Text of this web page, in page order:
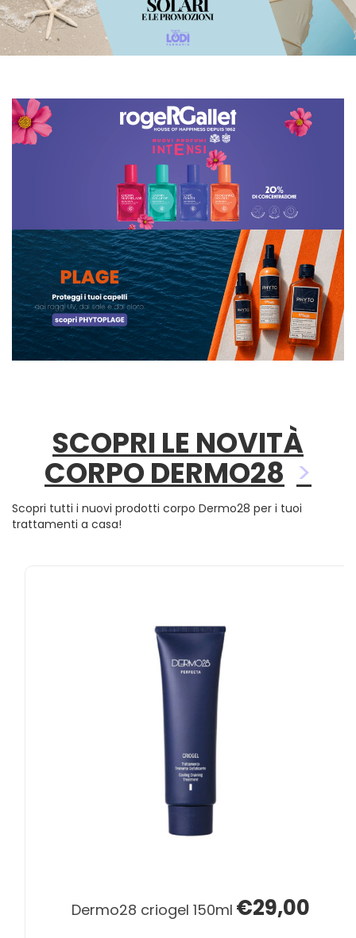
SCOPRI LE NOVITÀ
CORPO DERMO28
Scopri tutti i nuovi prodotti corpo Dermo28 per i tuoi
trattamenti a casa!
dermo28 criogel 150ml €29,00